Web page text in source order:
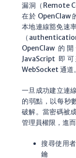
漏洞（Remote
在於 OpenClaw
本地連線豁免速
（
OpenClaw 的
JavaScript 即
WebSocket 通道。
一旦成功建立連
的弱點，以每秒
破解。當密碼被
管理員權限，進
搜尋使用
鑰